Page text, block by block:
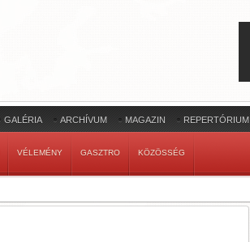
GALÉRIA ARCHÍVUM MAGAZIN REPERTÓRIUM
VÉLEMÉNY GASZTRO KÖZÖSSÉG